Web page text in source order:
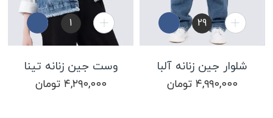
29
شلوار جین زنانه آلبا
۴,۹۹۰,۰۰۰ تومان
1
وست جین زنانه تینا
۴,۲۹۰,۰۰۰ تومان